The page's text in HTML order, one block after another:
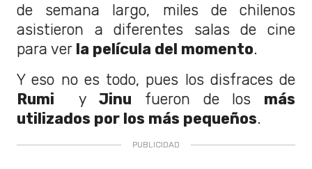
de semana largo, miles de chilenos
asistieron a diferentes salas de cine
para ver la película del momento.
Y eso no es todo, pues los disfraces de
Rumi
yJinu fueron de los más
utilizados por los más pequeños.